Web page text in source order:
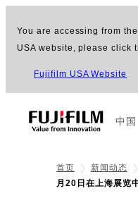
You are accessing from
USA website, please click
Fujifilm USA Website
中国
首页 新闻动态
月20日在上海展览